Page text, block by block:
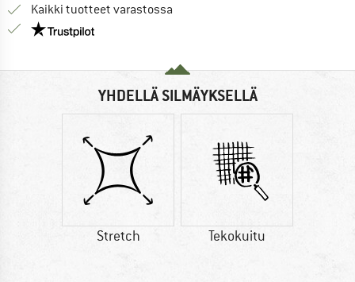
Kaikki tuotteet varastossa
Meillä on Trustpilot -sertifiointi - lue lisää tästä!
YHDELLÄ SILMÄYKSELLÄ
Stretch Tekokuitu